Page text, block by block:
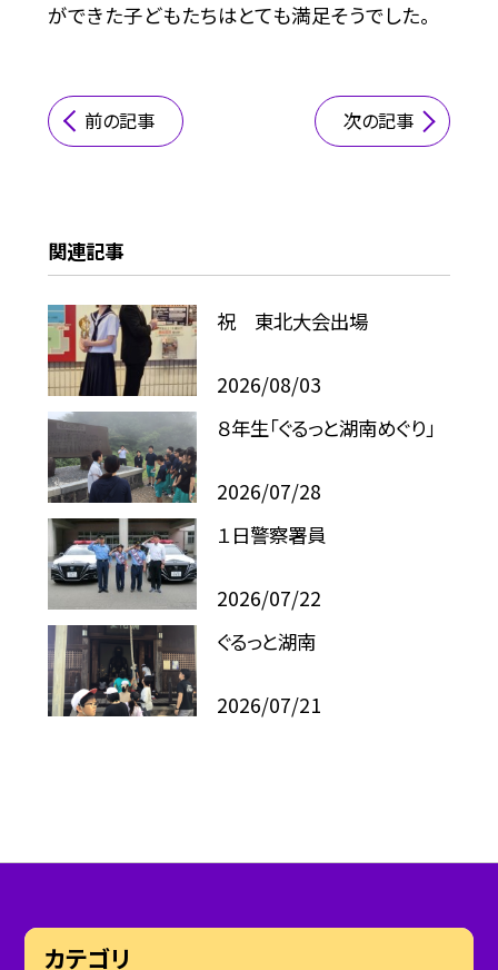
ができた子どもたちはとても満足そうでした。
前の記事 次の記事
関連記事
祝 東北大会出場
2026/08/03
８年生「ぐるっと湖南めぐり」
2026/07/28
１日警察署員
2026/07/22
ぐるっと湖南
2026/07/21
カテゴリ